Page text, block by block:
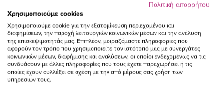
καφέ χρώμα plus size
(-30%)
Ειδική
Τιμή
55,30 €
79,00 €
Πολιτική απορρήτου
Χρησιμοποιούμε cookies
Χρησιμοποιούμε cookie για την εξατομίκευση περιεχομένου και
διαφημίσεων, την παροχή λειτουργιών κοινωνικών μέσων και την ανάλυση
της επισκεψιμότητάς μας. Επιπλέον, μοιραζόμαστε πληροφορίες που
αφορούν τον τρόπο που χρησιμοποιείτε τον ιστότοπό μας με συνεργάτες
κοινωνικών μέσων, διαφήμισης και αναλύσεων, οι οποίοι ενδεχομένως να τις
συνδυάσουν με άλλες πληροφορίες που τους έχετε παραχωρήσει ή τις
οποίες έχουν συλλέξει σε σχέση με την από μέρους σας χρήση των
υπηρεσιών τους.